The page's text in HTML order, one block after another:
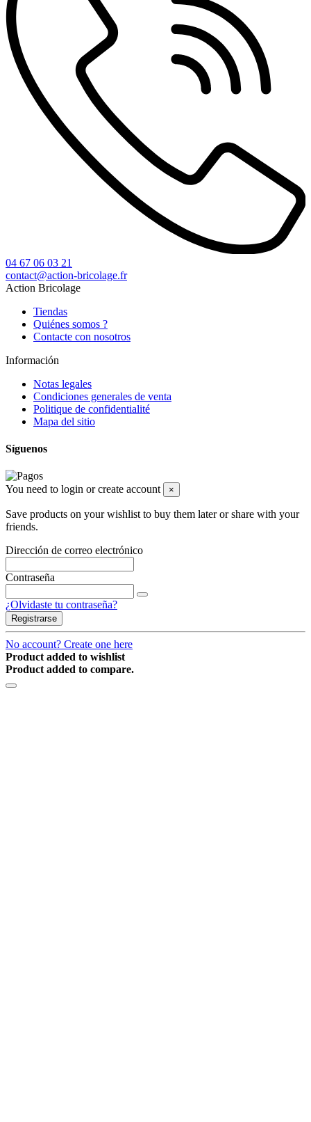
04 67 06 03 21
contact@action-bricolage.fr
Action Bricolage
Tiendas
Quiénes somos ?
Contacte con nosotros
Información
Notas legales
Condiciones generales de venta
Politique de confidentialité
Mapa del sitio
Síguenos
You need to login or create account ×
Save products on your wishlist to buy them later or share with your
friends.
Dirección de correo electrónico
Contraseña
¿Olvidaste tu contraseña?
Registrarse
No account? Create one here
Product added to wishlist
Product added to compare.